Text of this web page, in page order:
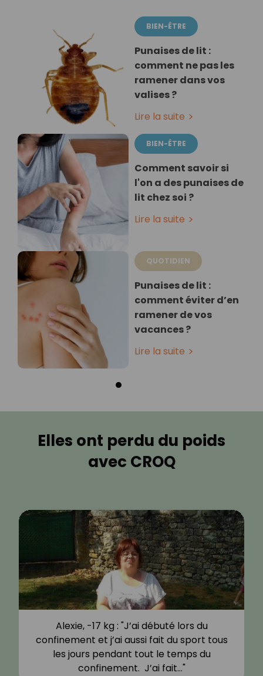
BIEN-ÊTRE
Punaises de lit :
comment ne pas les
ramener dans vos
valises ?
Lire la suite
BIEN-ÊTRE
Comment savoir si
l'on a des punaises de
lit chez soi ?
Lire la suite
QUOTIDIEN
Punaises de lit :
comment éviter d’en
ramener de vos
vacances ?
Lire la suite
Elles ont perdu du poids
avec CROQ
Alexie, -17 kg : "J’ai débuté lors du
confinement et j’ai aussi fait du sport tous
les jours pendant tout le temps du
confinement. J’ai fait…"